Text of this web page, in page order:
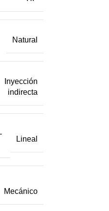
Natural
Inyección
indirecta
Lineal
Mecánico